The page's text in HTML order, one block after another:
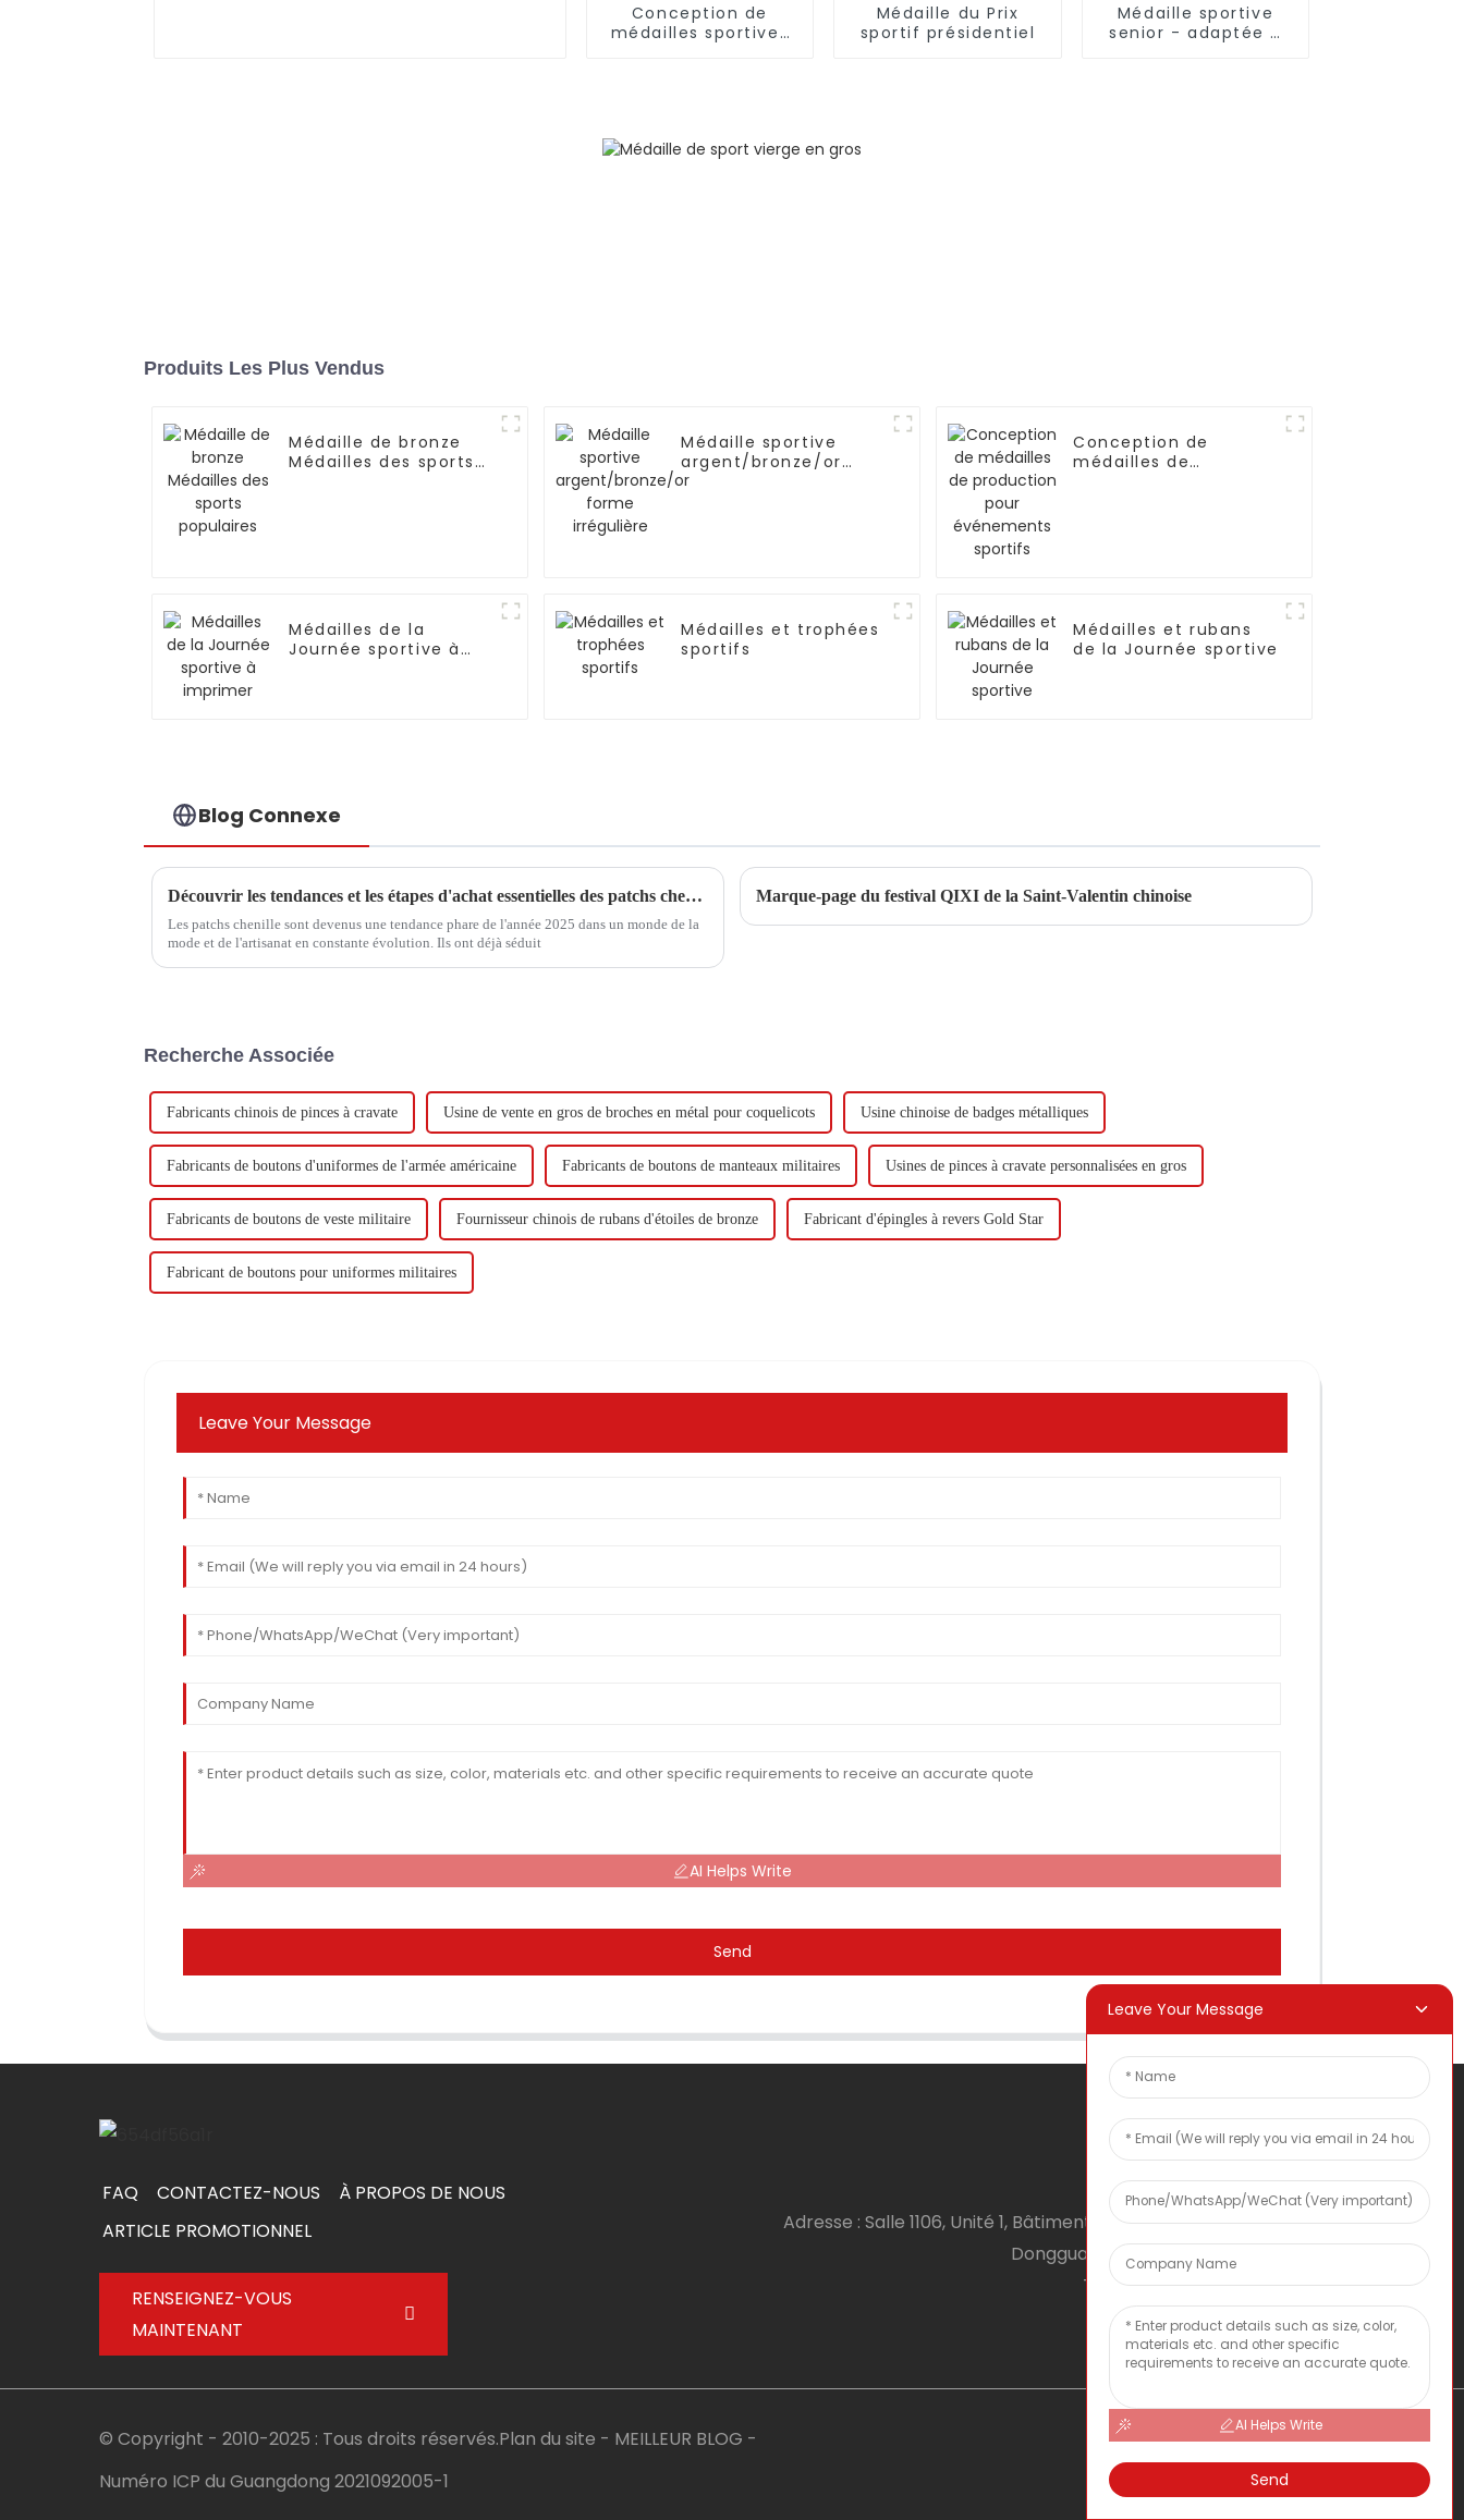
Conception de
médailles sportives
Médaille du Prix
sportif présidentiel
Médaille sportive
senior - adaptée à
Produits Les Plus Vendus
Médaille de bronze
Médailles des sports
Médaille sportive
argent/bronze/or
forme irrégulière
Conception de
médailles de
Médailles de la
Journée sportive à
Médailles et trophées
sportifs
Médailles et rubans
de la Journée sportive
Blog Connexe
Découvrir les tendances et les étapes d'achat essentielles des patchs chenille en 2025
Les patchs chenille sont devenus une tendance phare de l'année 2025 dans un monde de la
mode et de l'artisanat en constante évolution. Ils ont déjà séduit
Marque-page du festival QIXI de la Saint-Valentin chinoise
Recherche Associée
Fabricants chinois de pinces à cravate Usine de vente en gros de broches en métal pour coquelicots Usine chinoise de badges métalliques
Fabricants de boutons d'uniformes de l'armée américaine Fabricants de boutons de manteaux militaires Usines de pinces à cravate personnalisées en gros
Fabricants de boutons de veste militaire Fournisseur chinois de rubans d'étoiles de bronze Fabricant d'épingles à revers Gold Star
Fabricant de boutons pour uniformes militaires
Leave Your Message
AI Helps Write
Send
FAQ CONTACTEZ-NOUS
À PROPOS DE NOUS
ARTICLE PROMOTIONNEL
RENSEIGNEZ-VOUS
MAINTENANT
Adresse : Salle 1106, Unité 1, Bâtiment 1, No. 2, Tiyu Road, South District,
Dongguan city, Guangdong Province, RPC
Téléphone : 0086 0769-22900190
Courriel : inquiry@hey-gift.com
© Copyright - 2010-2025 : Tous droits réservés.Plan du site - MEILLEUR BLOG -
Numéro ICP du Guangdong 2021092005-1
Leave Your Message
AI Helps Write
Send